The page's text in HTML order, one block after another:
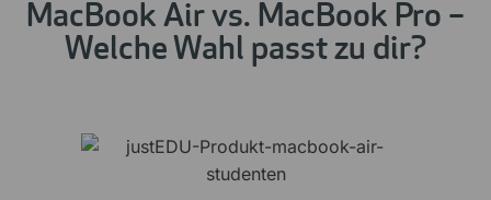
MacBook Air vs. MacBook Pro –
Welche Wahl passt zu dir?